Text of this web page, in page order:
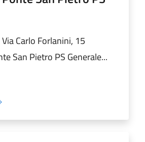
Via Carlo Forlanini, 15
San Pietro PS Generale...